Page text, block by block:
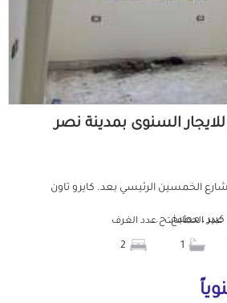
سكنية 130م للايجار السنوى بمدينة نصر
الخمسين الرئيسي بعد. كايرو تاون
عدد الحمامات عدد الغرف